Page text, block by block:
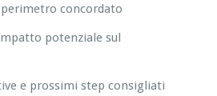
concordato
potenziale sul
e prossimi step consigliati